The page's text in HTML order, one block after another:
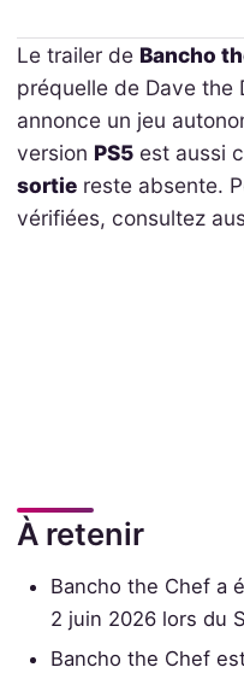
Le trailer de Bancho
préquelle de Dave the
annonce un jeu
version PS5est aussi
sortiereste absente.
vérifiées, consultez
À retenir
Bancho the Chef a
2 juin 2026 lors du
Bancho the Chef